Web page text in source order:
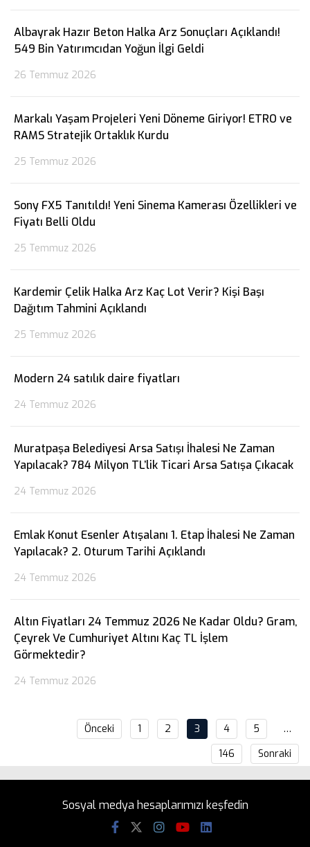
Albayrak Hazır Beton Halka Arz Sonuçları Açıklandı!
549 Bin Yatırımcıdan Yoğun İlgi Geldi
26 Temmuz 2026
Markalı Yaşam Projeleri Yeni Döneme Giriyor! ETRO ve
RAMS Stratejik Ortaklık Kurdu
25 Temmuz 2026
Sony FX5 Tanıtıldı! Yeni Sinema Kamerası Özellikleri ve
Fiyatı Belli Oldu
25 Temmuz 2026
Kardemir Çelik Halka Arz Kaç Lot Verir? Kişi Başı
Dağıtım Tahmini Açıklandı
25 Temmuz 2026
Modern 24 satılık daire fiyatları
24 Temmuz 2026
Muratpaşa Belediyesi Arsa Satışı İhalesi Ne Zaman
Yapılacak? 784 Milyon TL’lik Ticari Arsa Satışa Çıkacak
24 Temmuz 2026
Emlak Konut Esenler Atışalanı 1. Etap İhalesi Ne Zaman
Yapılacak? 2. Oturum Tarihi Açıklandı
24 Temmuz 2026
Altın Fiyatları 24 Temmuz 2026 Ne Kadar Oldu? Gram,
Çeyrek Ve Cumhuriyet Altını Kaç TL İşlem
Görmektedir?
24 Temmuz 2026
Önceki 1 2 3 4 5
…
146
Sonraki
Sosyal medya hesaplarımızı keşfedin